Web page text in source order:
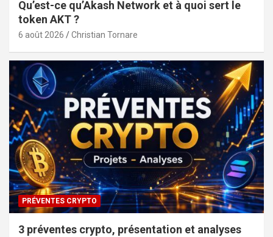
Qu’est-ce qu’Akash Network et à quoi sert le
token AKT ?
6 août 2026 Christian Tornare
PRÉVENTES CRYPTO
3 préventes crypto, présentation et analyses